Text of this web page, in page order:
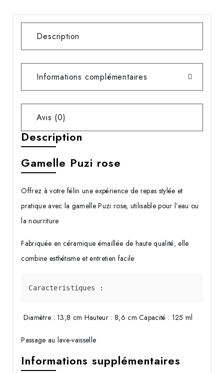
Description
Informations complémentaires
Avis (0)
Description
Gamelle Puzi rose
Offrez à votre félin une expérience de repas stylée et
pratique avec la gamelle Puzi rose, utilisable pour l’eau ou
la nourriture
Fabriquée en céramique émaillée de haute qualité, elle
combine esthétisme et entretien facile
Caracteristiques :
Diamètre :13,8 cm Hauteur : 8,6 cmCapacité : 125 ml
Passage au lave-vaisselle
Informations supplémentaires